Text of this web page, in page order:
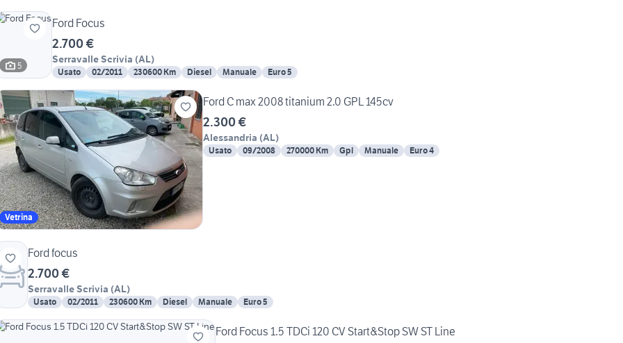
5
Ford Focus
2.700 €
Serravalle Scrivia (AL)
Usato 02/2011 230600 Km Diesel Manuale Euro 5
Vetrina
Ford C max 2008 titanium 2.0 GPL 145cv
2.300 €
Alessandria (AL)
Usato 09/2008 270000 Km Gpl Manuale Euro 4
Ford focus
2.700 €
Serravalle Scrivia (AL)
Usato 02/2011 230600 Km Diesel Manuale Euro 5
Ford Focus 1.5 TDCi 120 CV Start&Stop SW ST Line